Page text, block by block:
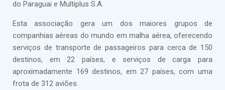
do Paraguai e Multiplus S.A.
Esta associação gera um dos maiores grupos de
companhias aéreas do mundo em malha aérea, oferecendo
serviços de transporte de passageiros para cerca de 150
destinos, em 22 países, e serviços de carga para
aproximadamente 169 destinos, em 27 países, com uma
frota de 312 aviões.